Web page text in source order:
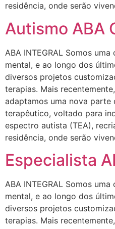
residência, onde serão
Autismo ABA
ABA INTEGRAL Somos
mental, e ao longo dos
diversos projetos
terapias. Mais
adaptamos uma nova parte
terapêutico, voltado para
espectro autista (TEA),
residência, onde serão
Especialista
ABA INTEGRAL Somos
mental, e ao longo dos
diversos projetos
terapias. Mais